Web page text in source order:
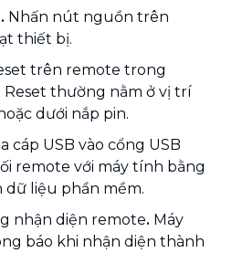
. Nhấn nút nguồn trên
thiết bị.
trên remote trong
Reset thường nằm ở vị trí
dưới nắp pin.
cáp USB vào cổng USB
remote với máy tính bằng
dữ liệu phần mềm.
nhận diện remote. Máy
báo khi nhận diện thành